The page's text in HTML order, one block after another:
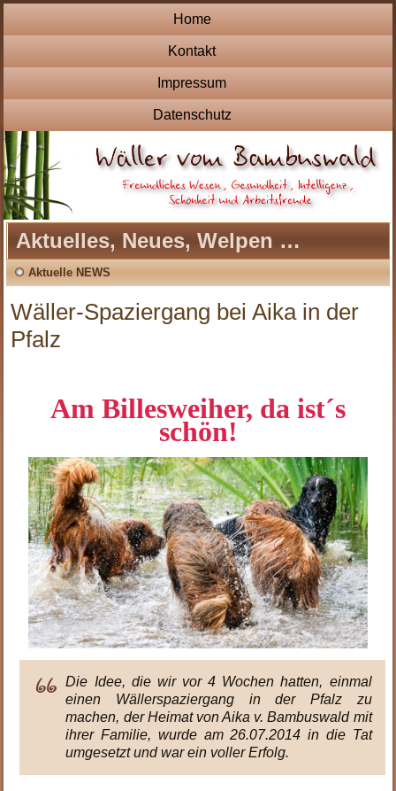
Home
Kontakt
Impressum
Datenschutz
Aktuelles, Neues, Welpen …
Aktuelle NEWS
Wäller-Spaziergang bei Aika in der
Pfalz
Am Billesweiher, da ist´s
schön!
Die Idee, die wir vor 4 Wochen hatten, einmal
einen Wällerspaziergang in der Pfalz zu
machen, der Heimat von Aika v. Bambuswald mit
ihrer Familie, wurde am 26.07.2014 in die Tat
umgesetzt und war ein voller Erfolg.